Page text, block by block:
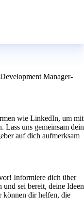
Manager-
wie LinkedIn, um mit
Lass uns gemeinsam dein
auf dich aufmerksam
Informiere dich über
und sei bereit, deine Ideen
können dir helfen, die